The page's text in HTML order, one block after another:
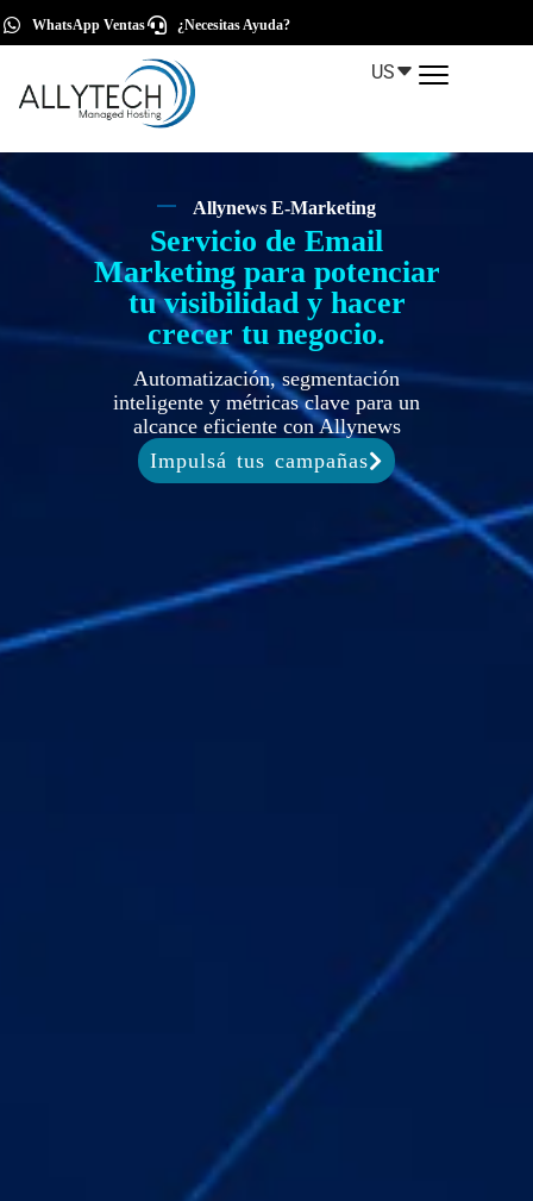
WhatsApp Ventas ¿Necesitas Ayuda?
US
Allynews E-Marketing
Servicio de Email
Marketing para potenciar
tu visibilidad y hacer
crecer tu negocio.
Automatización, segmentación
inteligente y métricas clave para un
alcance eficiente con Allynews
Impulsá tus campañas